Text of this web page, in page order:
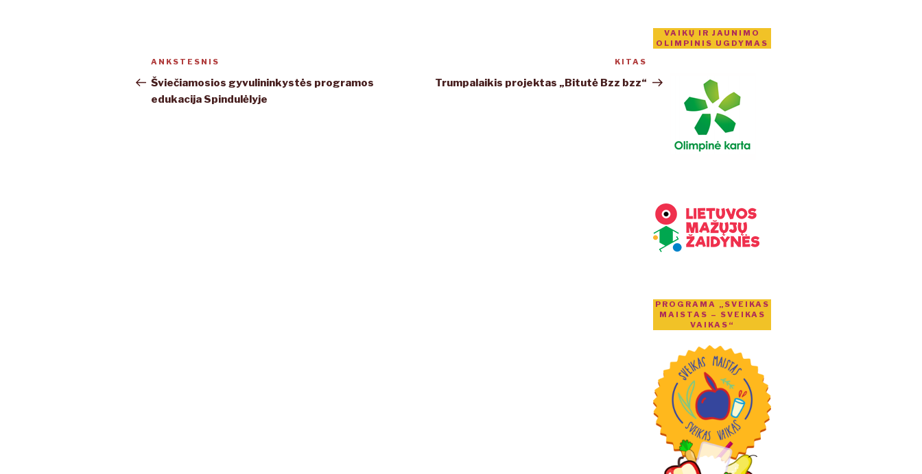
Navigacija
tarp
įrašų
Ankstesnis
įrašas
ANKSTESNIS
Šviečiamosios gyvulininkystės programos
edukacija Spindulėlyje
įrašas
KITAS
Trumpalaikis projektas „Bitutė Bzz bzz“
VAIKŲ IR JAUNIMO
OLIMPINIS UGDYMAS
PROGRAMA „SVEIKAS
MAISTAS – SVEIKAS
VAIKAS“